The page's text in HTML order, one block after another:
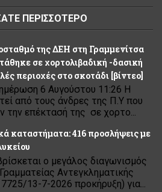
ΠΕΡΙΣΣΟΤΕΡΟ
της ΔΕΗ στη Γραμμενίτσα
σε χορτολιβαδική -δασική
περιοχές στο σκοτάδι [βίντεο]
6 Αυγούστου 11:26 Η
από τους άνδρες της Π.Υ που
την επέκτασή της σε χορτο...
καταστήματα: 416 προσλήψεις με
ο μεγάλος διαγωνισμός
Αντεγκληματικής
13-7-2026 προκήρυξη) για...